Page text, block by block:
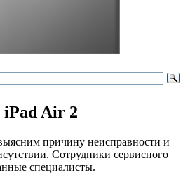
Air 2
причину неисправности и
Сотрудники сервисного
специалисты.